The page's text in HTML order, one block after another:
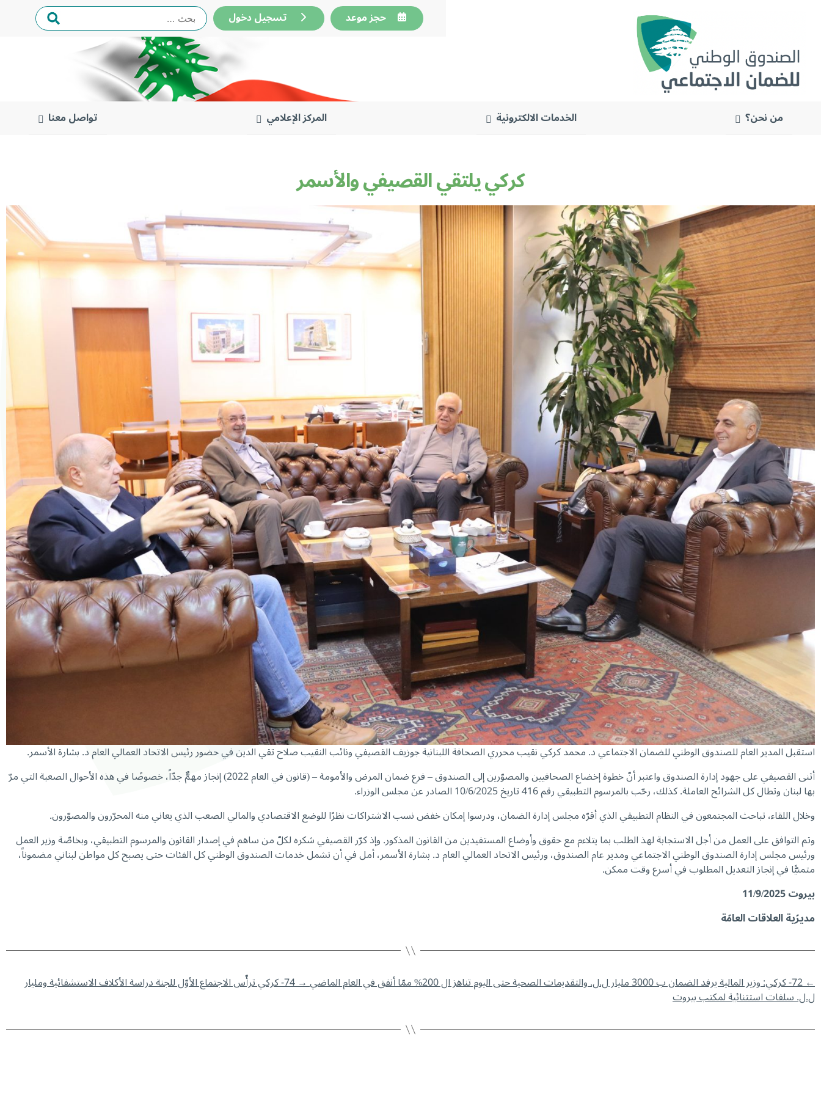
حجز موعد تسجيل دخول البحث
عن:
من نحن؟ الخدمات الالكترونية المركز الإعلامي
تواصل معنا
كركي يلتقي القصيفي والأسمر
استقبل المدير العام للصندوق الوطني للضمان الاجتماعي د. محمد كركي نقيب محرري الصحافة اللبنانية جوزيف القصيفي ونائب النقيب صلاح تقي الدين فيحضور رئيس الاتحاد العمالي العام د. بشارة الأسمر.
أثنى القصيفي على جهود إدارة الصندوق واعتبر أنّ خطوة إخضاع الصحافيين والمصوّرين إلى الصندوق – فرع ضمان المرض والأمومة – (قانون في العام 2022) إنجاز مهمٌّ جدّاً، خصوصًا في هذه الأحوال الصعبة التي مرّ
بها لبنان وتطال كل الشرائح العاملة. كذلك، رحّب بالمرسوم التطبيقي رقم 416 تاريخ 10/6/2025 الصادر عن مجلس الوزراء.
وخلال اللقاء، تباحث المجتمعون في النظام التطبيقي الذي أقرّه مجلس إدارة الضمان، ودرسوا إمكان خفض نسب الاشتراكات نظرًا للوضع الاقتصادي والمالي الصعب الذي يعاني منه المحرّرون والمصوّرون.
وتم التوافق على العمل من أجل الاستجابة لهذ الطلب بما يتلاءم مع حقوق وأوضاع المستفيدين من القانون المذكور. وإذ كرّر القصيفي شكره لكلّ من ساهم في إصدار القانون والمرسوم التطبيقي، وبخاصّة وزير العمل
ورئيس مجلس إدارة الصندوق الوطني الاجتماعي ومدير عام الصندوق، ورئيس الاتحاد العمالي العام د. بشارة الأسمر، أمل في أن تشمل خدمات الصندوق الوطني كل الفئات حتى يصبح كل مواطن لبناني مضموناً،
متمنيًّا في إنجاز التعديل المطلوب في أسرع وقت ممكن.
بيروت11/9/2025
مديرّية العلاقات العامّة
←72- كركي: وزير المالية يرفد الضمان ب 3000 مليار ل.ل. والتقديمات الصحية حتى اليوم تناهز ال 200% ممّا أنفق في العام الماضي → 74- كركي ترأّس الاجتماع الأوّل للجنة دراسة الأكلاف الاستشفائية ومليار
ل.ل. سلفات استثنائية لمكتب بيروت